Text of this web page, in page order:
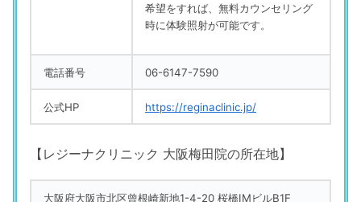
希望をすれば、無料カウンセリング
時に体験照射が可能です。
電話番号 06-6147-7590
公式HP https://reginaclinic.jp/
【レジーナクリニック 大阪梅田院の所在地】
大阪府大阪市北区曾根崎新地1-4-20 桜橋IMビルB1F